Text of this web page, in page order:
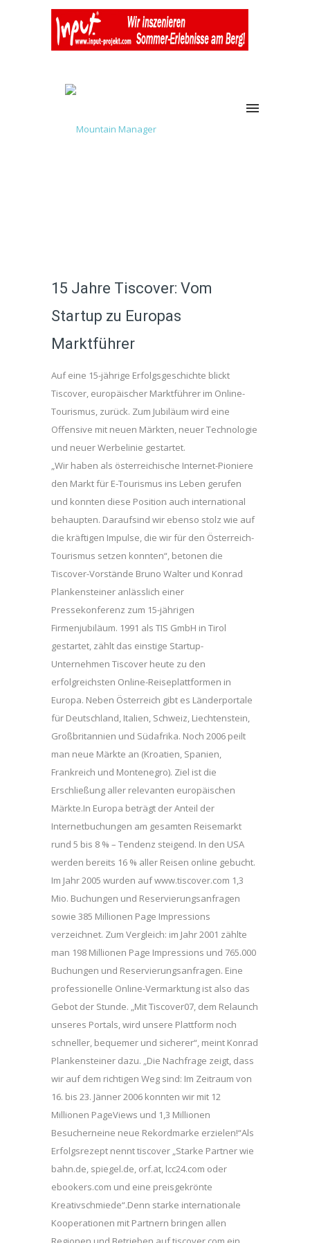
15 Jahre Tiscover: Vom
Startup zu Europas
Marktführer
Auf eine 15-jährige Erfolgsgeschichte blickt
Tiscover, europäischer Marktführer im Online-
Tourismus, zurück. Zum Jubiläum wird eine
Offensive mit neuen Märkten, neuer Technologie
und neuer Werbelinie gestartet.
„Wir haben als österreichische Internet-Pioniere
den Markt für E-Tourismus ins Leben gerufen
und konnten diese Position auch international
behaupten. Daraufsind wir ebenso stolz wie auf
die kräftigen Impulse, die wir für den Österreich-
Tourismus setzen konnten“, betonen die
Tiscover-Vorstände Bruno Walter und Konrad
Plankensteiner anlässlich einer
Pressekonferenz zum 15-jährigen
Firmenjubiläum. 1991 als TIS GmbH in Tirol
gestartet, zählt das einstige Startup-
Unternehmen Tiscover heute zu den
erfolgreichsten Online-Reiseplattformen in
Europa. Neben Österreich gibt es Länderportale
für Deutschland, Italien, Schweiz, Liechtenstein,
Großbritannien und Südafrika. Noch 2006 peilt
man neue Märkte an (Kroatien, Spanien,
Frankreich und Montenegro). Ziel ist die
Erschließung aller relevanten europäischen
Märkte.In Europa beträgt der Anteil der
Internetbuchungen am gesamten Reisemarkt
rund 5 bis 8 % – Tendenz steigend. In den USA
werden bereits 16 % aller Reisen online gebucht.
Im Jahr 2005 wurden auf www.tiscover.com 1,3
Mio. Buchungen und Reservierungsanfragen
sowie 385 Millionen Page Impressions
verzeichnet. Zum Vergleich: im Jahr 2001 zählte
man 198 Millionen Page Impressions und 765.000
Buchungen und Reservierungsanfragen. Eine
professionelle Online-Vermarktung ist also das
Gebot der Stunde. „Mit Tiscover07, dem Relaunch
unseres Portals, wird unsere Plattform noch
schneller, bequemer und sicherer“, meint Konrad
Plankensteiner dazu. „Die Nachfrage zeigt, dass
wir auf dem richtigen Weg sind: Im Zeitraum von
16. bis 23. Jänner 2006 konnten wir mit 12
Millionen PageViews und 1,3 Millionen
Besucherneine neue Rekordmarke erzielen!“Als
Erfolgsrezept nennt tiscover „Starke Partner wie
bahn.de, spiegel.de, orf.at, lcc24.com oder
ebookers.com und eine preisgekrönte
Kreativschmiede“.Denn starke internationale
Kooperationen mit Partnern bringen allen